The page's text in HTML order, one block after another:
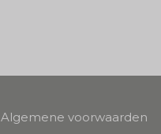
Algemene voorwaarden